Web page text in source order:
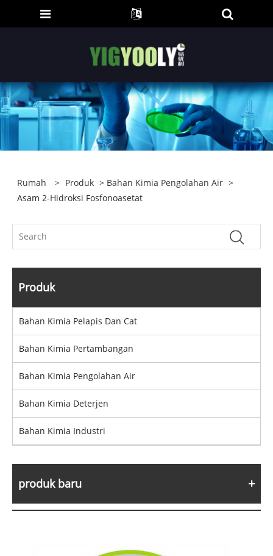
Rumah > Produk > Bahan Kimia Pengolahan Air >
Asam 2-Hidroksi Fosfonoasetat
Produk
Bahan Kimia Pelapis Dan Cat
Bahan Kimia Pertambangan
Bahan Kimia Pengolahan Air
Bahan Kimia Deterjen
Bahan Kimia Industri
produk baru